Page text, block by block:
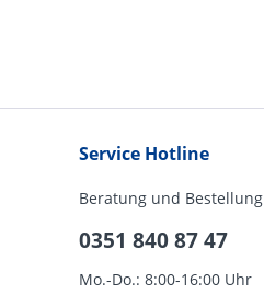
Service Hotline
Beratung und Bestellung
0351 840 87 47
Mo.-Do.: 8:00-16:00 Uhr